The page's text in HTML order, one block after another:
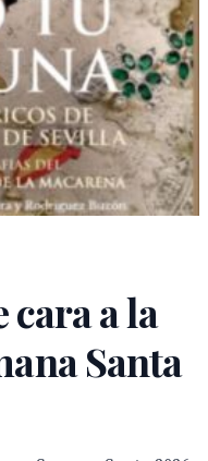
cara a la
Santa